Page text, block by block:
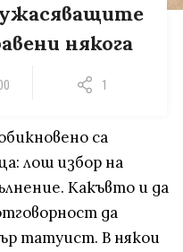
някога
1
са
лош избор на
Какъвто и да
да
татуист. В някои